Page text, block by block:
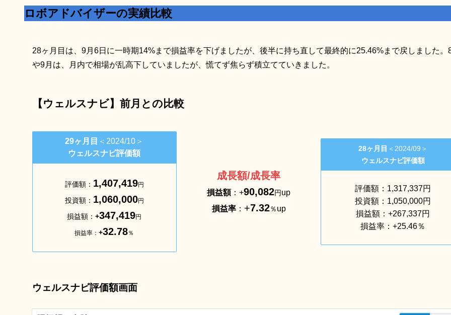
ロボアドバイザーの実績比較
28ヶ月目は、9月6日に一時期14%まで損益率を下げましたが、後半に持ち直して最終的に25.46%まで戻しました。
や9月は、月内で相場が乱高下していましたが、慌てず焦らず積立てていきました。
【ウェルスナビ】前月との比較
29ヶ月目 ＜2024/10＞
ウェルスナビ評価額
評価額： 1,407,419円
投資額： 1,060,000円
損益額：+347,419円
損益率：+32.78％
成長額/成長率
損益額：+90,082円up
損益率： +7.32％up
28ヶ月目 ＜2024/09＞
ウェルスナビ評価額
評価額：1,317,337円
投資額：1,050,000円
損益額：+267,337円
損益率：+25.46％
ウェルスナビ評価額画面